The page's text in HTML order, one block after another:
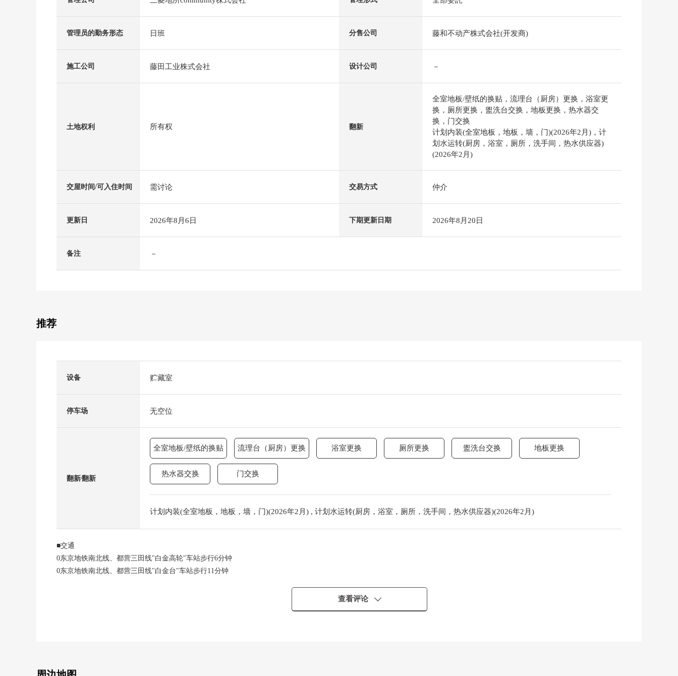
管理员的勤务形态 日班 分售公司 藤和不动产株式会社(开发商)
施工公司 藤田工业株式会社 设计公司 －
土地权利 所有权 翻新
全室地板/壁纸的换贴，流理台（厨房）更换，浴室更
换，厕所更换，盥洗台交换，地板更换，热水器交
换，门交换
计划内装(全室地板，地板，墙，门)(2026年2月)，计
划水运转(厨房，浴室，厕所，洗手间，热水供应器)
(2026年2月)
交屋时间/可入住时间 需讨论 交易方式 仲介
更新日 2026年8月6日 下期更新日期 2026年8月20日
备注 －
推荐
设备 贮藏室
停车场 无空位
翻新⁄翻新
全室地板/壁纸的换贴 流理台（厨房）更换 浴室更换 厕所更换 盥洗台交换 地板更换
热水器交换 门交换
计划内装(全室地板，地板，墙，门)(2026年2月) , 计划水运转(厨房，浴室，厕所，洗手间，热水供应器)(2026年2月)
■交通
0东京地铁南北线、都营三田线"白金高轮"车站步行6分钟
0东京地铁南北线、都营三田线"白金台"车站步行11分钟
0会话兴奋起来的开放式厨房
查看评论